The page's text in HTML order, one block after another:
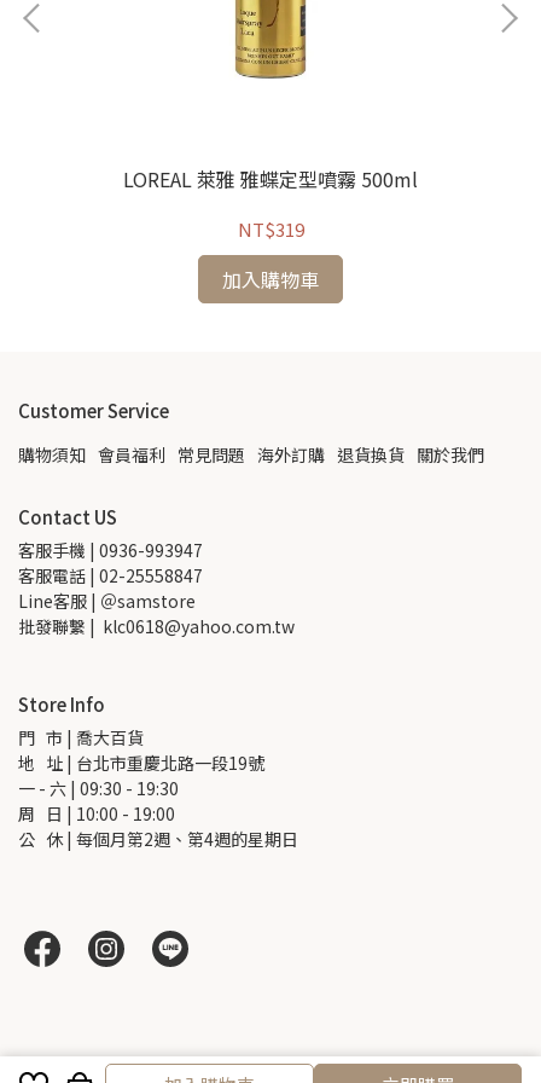
LOREAL 萊雅 雅蝶定型噴霧 500ml
NT$319
加入購物車
Customer Service
購物須知 會員福利 常見問題 海外訂購 退貨換貨 關於我們
Contact US
客服手機 | 0936-993947
客服電話 | 02-25558847
Line客服 | ＠samstore
批發聯繫 |  klc0618@yahoo.com.tw
Store Info
門   市 | 喬大百貨
地   址 | 台北市重慶北路一段19號
一 - 六 | 09:30 - 19:30
周   日 | 10:00 - 19:00
公   休 | 每個月第2週、第4週的星期日